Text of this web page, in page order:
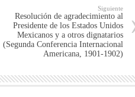
Siguiente
Resolución de agradecimiento al
Presidente de los Estados Unidos
Mexicanos y a otros dignatarios
(Segunda Conferencia Internacional
Americana, 1901-1902)